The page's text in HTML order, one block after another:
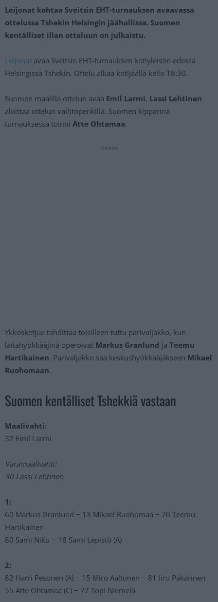
Leijonat kohtaa Sveitsin EHT-turnauksen avaavassa
ottelussa Tshekin Helsingin jäähallissa. Suomen
kentälliset illan otteluun on julkaistu.
Leijonat avaa Sveitsin EHT-turnauksen kotiyleisön edessä
Helsingissä Tshekin. Ottelu alkaa kotijäällä kello 18:30.
Suomen maalilla ottelun avaa Emil Larmi, Lassi Lehtinen
aloittaa ottelun vaihtopenkillä. Suomen kipparina
turnauksessa toimii Atte Ohtamaa.
Mainos:
Ykkösketjua tähdittää toisilleen tuttu parivaljakko, kun
laitahyökkääjinä operoivat Markus Granlund ja Teemu
Hartikainen. Parivaljakko saa keskushyökkääjäkseen Mikael
Ruohomaan.
Suomen kentälliset Tshekkiä vastaan
Maalivahti:
32 Emil Larmi
Varamaalivahti:
30 Lassi Lehtinen
1:
60 Markus Granlund − 13 Mikael Ruohomaa − 70 Teemu
Hartikainen
80 Sami Niku − 18 Sami Lepistö (A)
2:
82 Harri Pesonen (A) − 15 Miro Aaltonen − 81 Iiro Pakarinen
55 Atte Ohtamaa (C) − 77 Topi Niemelä